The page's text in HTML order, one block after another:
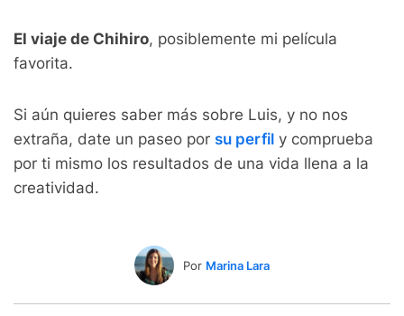
El viaje de Chihiro, posiblemente mi película
favorita.
Si aún quieres saber más sobre Luis, y no nos
extraña, date un paseo por su perfil y comprueba
por ti mismo los resultados de una vida llena a la
creatividad.
Por Marina Lara